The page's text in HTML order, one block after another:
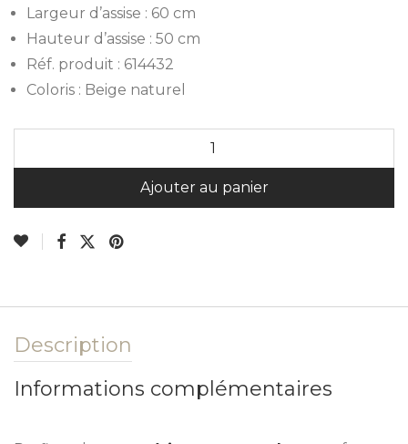
Largeur d’assise : 60 cm
Hauteur d’assise : 50 cm
Réf. produit : 614432
Coloris : Beige naturel
Ajouter au panier
Description
Informations complémentaires